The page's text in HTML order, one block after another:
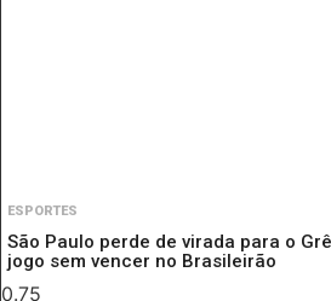
ESPORTES
São Paulo perde de virada para o
jogo sem vencer no Brasileirão